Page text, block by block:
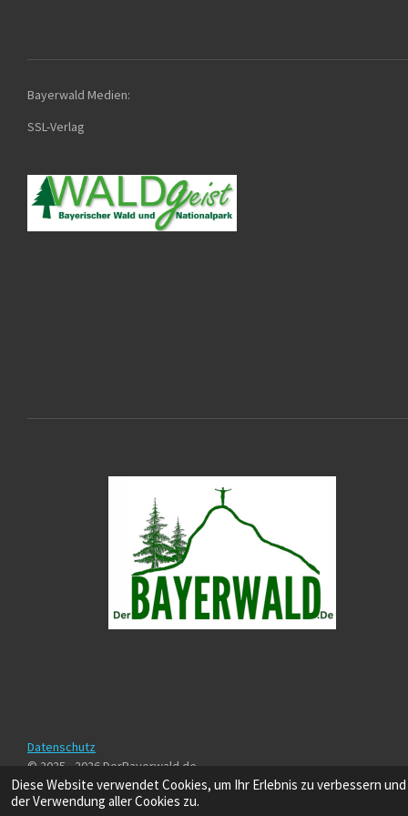
Diese Website verwendet Cookies, um Ihr Erlebnis zu verbessern
der Verwendung aller Cookies zu.
Bayerwald Medien:
SSL-Verlag
Datenschutz
© 2025 - 2026 DerBayerwald.de